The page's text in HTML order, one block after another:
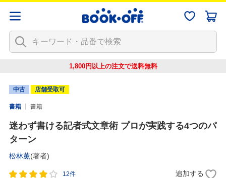
1,800円以上の注文で送料無料
中古 店舗受取可
書籍 書籍
迷わず書ける記者式文章術 プロが実践する4つのパ
ターン
松林薫(著者)
12件 追加する